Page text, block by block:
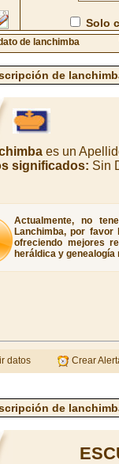
Solo
de lanchimba
de
es un
significados: Sin
Actualmente, no
Lanchimba, por
ofreciendo mejores
heráldica y
datos Crear
de